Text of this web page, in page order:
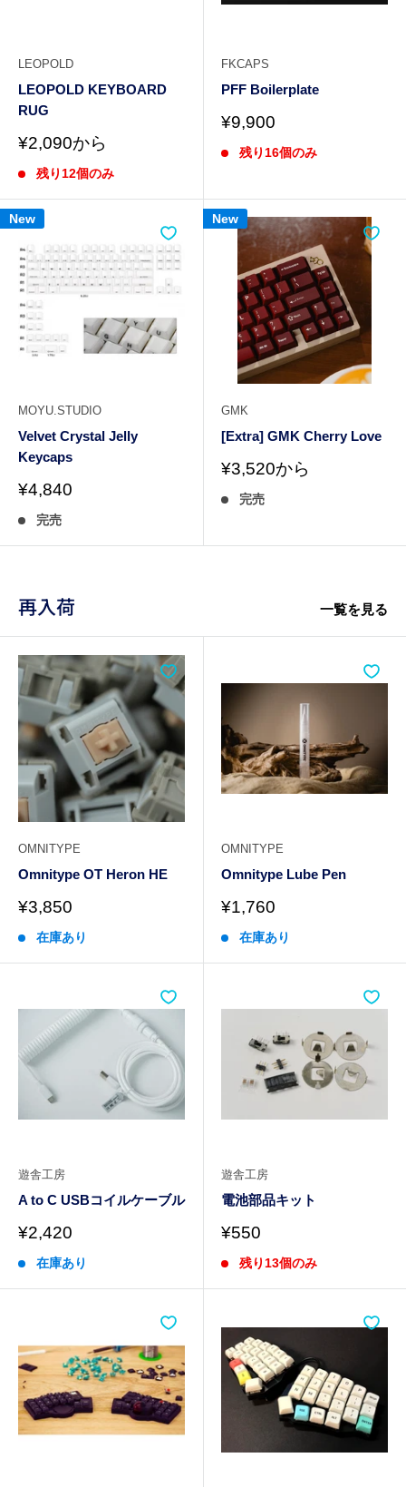
LEOPOLD
LEOPOLD KEYBOARD
RUG
販
価
格
¥2,090から
残り12個のみ
FKCAPS
PFF Boilerplate
販
価
¥9,900
残り16個のみ
New
MOYU.STUDIO
Velvet Crystal Jelly
Keycaps
販
価
格
¥4,840
完売
New
GMK
[Extra] GMK Cherry Love
販
価
¥3,520から
完売
再入荷 一覧を見る
OMNITYPE
Omnitype OT Heron HE
販
価
格
¥3,850
在庫あり
OMNITYPE
Omnitype Lube Pen
販
価
格
¥1,760
在庫あり
遊舎工房
A to C USBコイルケーブル
販
価
格
¥2,420
在庫あり
遊舎工房
電池部品キット
販
価
格
¥550
残り13個のみ